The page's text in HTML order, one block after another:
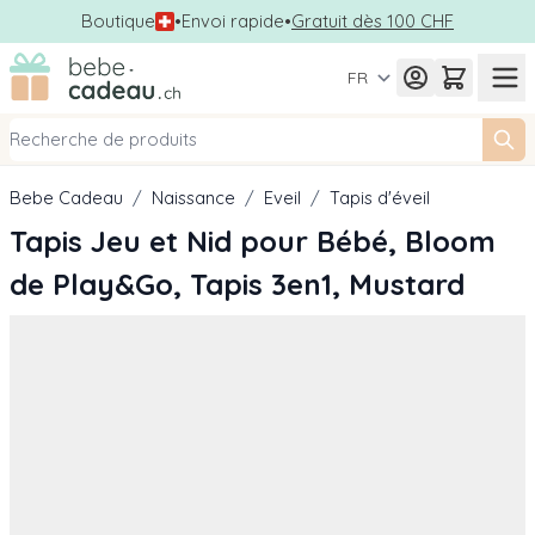
Boutique •Envoi rapide•Gratuit dès 100 CHF
Allez au contenu
FR
Bebe Cadeau / Naissance / Eveil / Tapis d'éveil
Tapis Jeu et Nid pour Bébé, Bloom
de Play&Go, Tapis 3en1, Mustard